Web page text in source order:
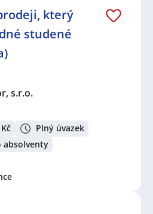
který
studené
s.r.o.
Plný úvazek
absolventy